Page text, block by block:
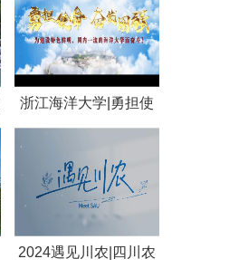
浙江海洋大学|勇担使
色鲜明，国内一流的海
洋大学而奋斗！
2024遇见川农|四川农